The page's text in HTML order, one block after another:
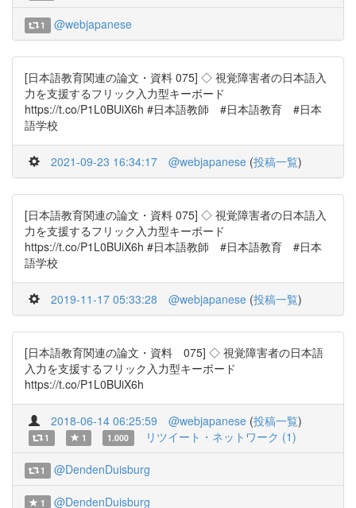
1 @webjapanese
[日本語教育関連の論文・資料 075] ◇ 視覚障害者の日本語入
力を支援するフリック入力型キーボード
https://t.co/P1L0BUiX6h #日本語教師 #日本語教育 #日本
語学校
2021-09-23 16:34:17 @webjapanese (投稿一覧)
[日本語教育関連の論文・資料 075] ◇ 視覚障害者の日本語入
力を支援するフリック入力型キーボード
https://t.co/P1L0BUiX6h #日本語教師 #日本語教育 #日本
語学校
2019-11-17 05:33:28 @webjapanese (投稿一覧)
[日本語教育関連の論文・資料 075] ◇ 視覚障害者の日本語
入力を支援するフリック入力型キーボード
https://t.co/P1L0BUiX6h
2018-06-14 06:25:59 @webjapanese (投稿一覧)
1 1 1.000 リツイート・ネットワーク (1)
1 @DendenDuisburg
1 @DendenDuisburg